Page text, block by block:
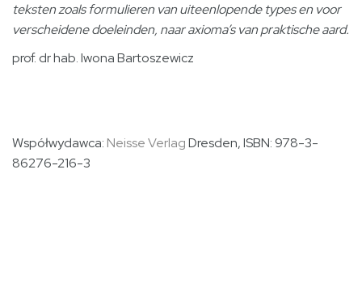
teksten zoals formulieren van uiteenlopende types en voor
verscheidene doeleinden, naar axioma’s van praktische aard.
prof. dr hab. Iwona Bartoszewicz
Współwydawca: Neisse VerlagDresden, ISBN: 978-3-
86276-216-3